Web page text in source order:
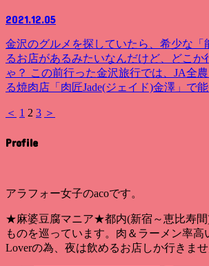
2021.12.05
金沢のグルメを探していたら、希少な「
るお店があるみたいなんだけど、どこか
ゃ？ この前行った金沢旅行では、JA全
る焼肉店「肉匠Jade(ジェイド)金澤」で
＜ 1 2 3 ＞
Profile
アラフォー女子のacoです。
★麻婆豆腐マニア★都内(新宿～恵比寿間
ものを巡っています。肉＆ラーメン率高
Loverの為、夜は飲めるお店しか行きませ